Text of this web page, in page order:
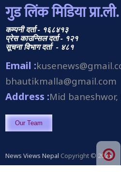
गुड लिंक मिडिया प्रा.ली.
कम्पनी दर्ता - १६८४१३
प्रेस काउन्सिल दर्ता - १२१
सूचना विभाग दर्ता - ४८१
Email :
bhautikmalla@gmail.com
Address :Mid
Our Team
News Views Nepal Copyright © 2026.